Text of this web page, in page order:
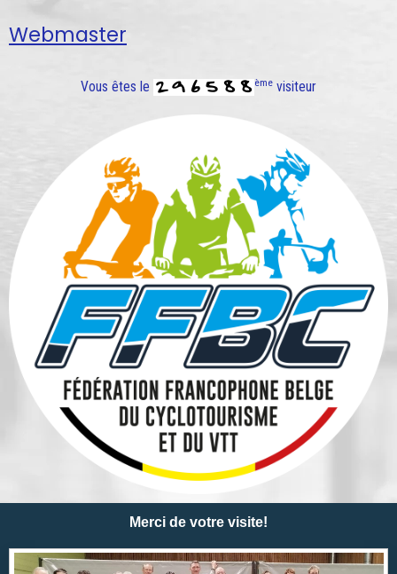
Webmaster
Vous êtes le ème visiteur
Merci de votre visite!